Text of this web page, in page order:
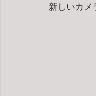
art 買っ
新しいカメ